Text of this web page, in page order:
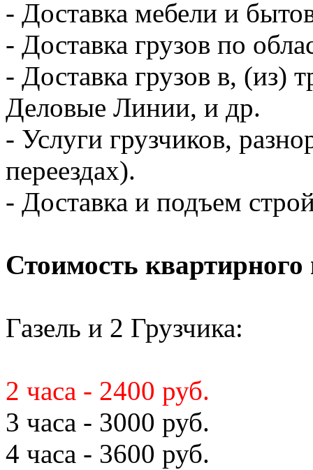
- Доставка мебели и
- Доставка грузов по
- Доставка грузов в,
Деловые Линии, и др.
- Услуги грузчиков,
переездах).
- Доставка и подъем
Стоимость квартирного
Газель и 2 Грузчика:
2 часа - 2400 руб.
3 часа - 3000 руб.
4 часа - 3600 руб.